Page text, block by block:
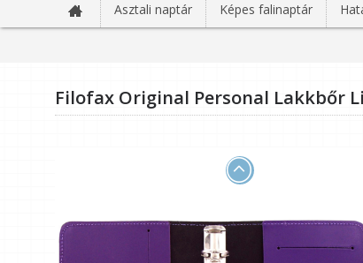
Asztali naptár Képes falinaptár
Filofax Original Personal Lakkbőr